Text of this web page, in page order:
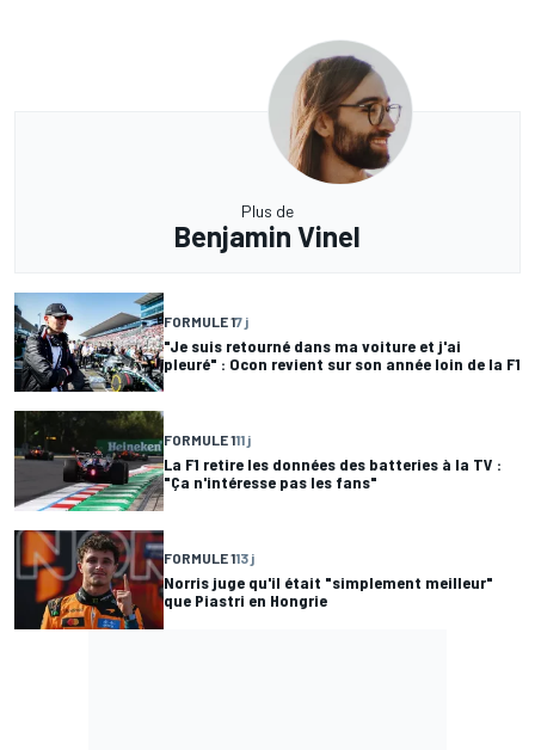
Plus de
Benjamin Vinel
FORMULE 17 j
"Je suis retourné dans ma voiture et j'ai
pleuré" : Ocon revient sur son année loin de la F1
FORMULE 111 j
La F1 retire les données des batteries à la TV :
"Ça n'intéresse pas les fans"
FORMULE 113 j
Norris juge qu'il était "simplement meilleur"
que Piastri en Hongrie